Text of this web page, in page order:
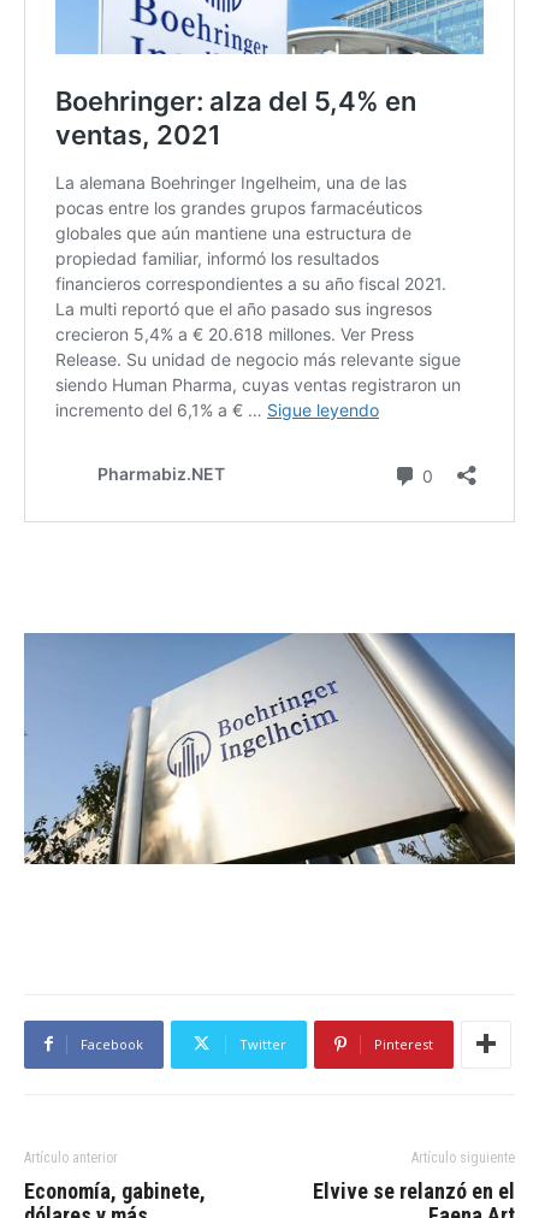
Facebook Twitter Pinterest
Artículo anterior
Economía, gabinete,
Artículo siguiente
Elvive se relanzó en el